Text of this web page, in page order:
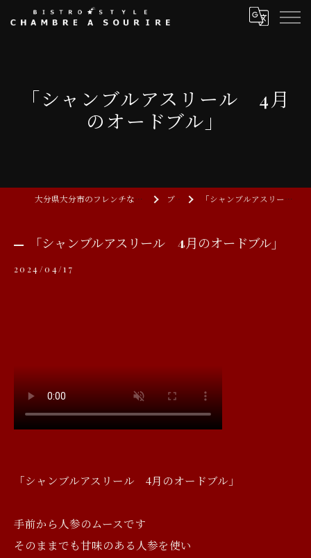
「シャンブルアスリール 4月
のオードブル」
大分県大分市のフレンチならCHAMBRE A SOURIRE ブログ 「シャンブルアスリール 4月のオードブル」
「シャンブルアスリール 4月のオードブル」
2024/04/17
「シャンブルアスリール 4月のオードブル」
手前から人参のムースです
そのままでも甘味のある人参を使い